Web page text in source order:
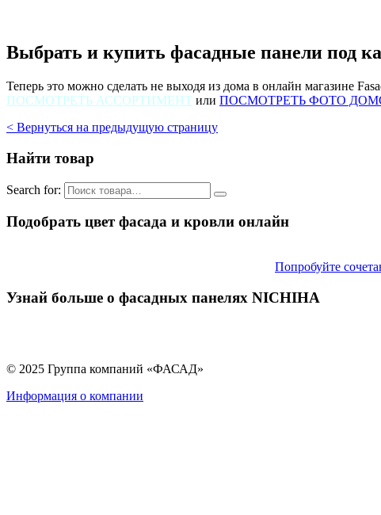
Выбрать и купить фасадные панели под
Теперь это можно сделать не выходя из дома в онлайн магазине
ПОСМОТРЕТЬ АССОРТИМЕНТ или ПОСМОТРЕТЬ ФОТО
< Вернуться на предыдущую страницу
Найти товар
Search for:
Подобрать цвет фасада и кровли онлайн
Попробуйте
Узнай больше о фасадных панелях NICHIHA
© 2025 Группа компаний «ФАСАД»
Информация о компании